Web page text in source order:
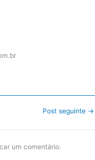
Post seguinte →
um comentário.